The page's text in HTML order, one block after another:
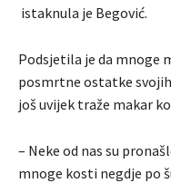
istaknula je Begović.
Podsjetila je da mnoge
posmrtne ostatke
još uvijek traže makar
– Neke od nas su
mnoge kosti negdje po